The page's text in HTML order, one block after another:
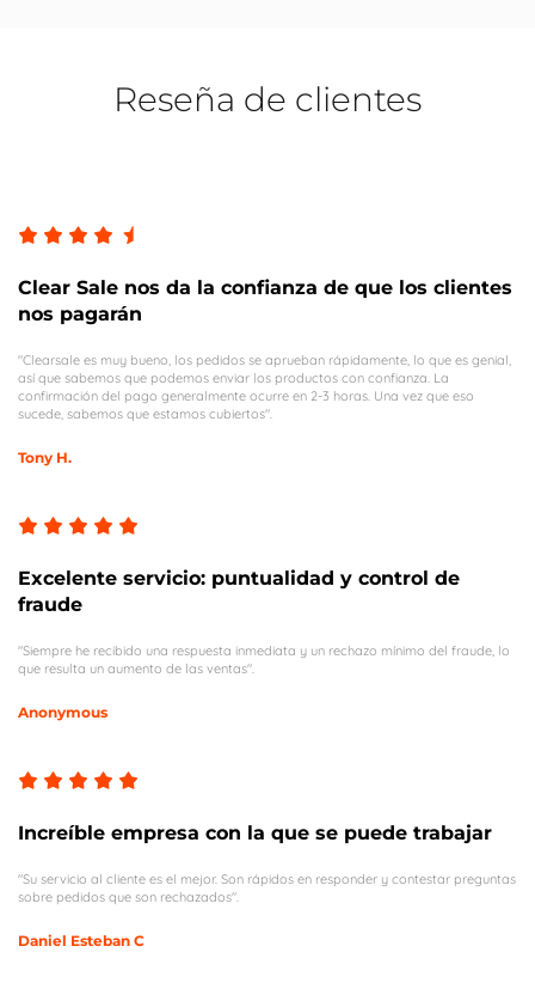
Reseña de clientes
Clear Sale nos da la confianza de que los clientes
nos pagarán
"Clearsale es muy bueno, los pedidos se aprueban rápidamente, lo que es genial,
así que sabemos que podemos enviar los productos con confianza. La
confirmación del pago generalmente ocurre en 2-3 horas. Una vez que eso
sucede, sabemos que estamos cubiertos".
Tony H.
Excelente servicio: puntualidad y control de
fraude
"Siempre he recibido una respuesta inmediata y un rechazo mínimo del fraude, lo
que resulta un aumento de las ventas".
Anonymous
Increíble empresa con la que se puede trabajar
"Su servicio al cliente es el mejor. Son rápidos en responder y contestar preguntas
sobre pedidos que son rechazados".
Daniel Esteban C